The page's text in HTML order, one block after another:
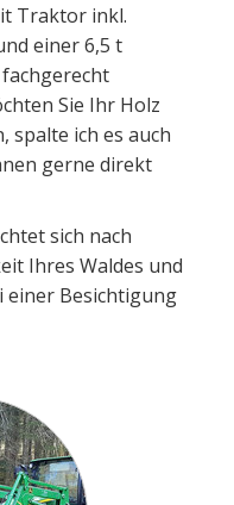
Traktor inkl.
einer 6,5 t
Sie Ihr Holz
spalte ich es auch
gerne direkt
sich nach
Ihres Waldes und
einer Besichtigung